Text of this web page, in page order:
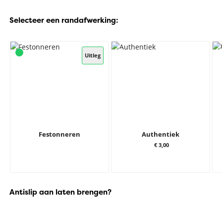
Selecteer een randafwerking:
Uitleg
Festonneren Authentiek
€ 3,00
Antislip aan laten brengen?